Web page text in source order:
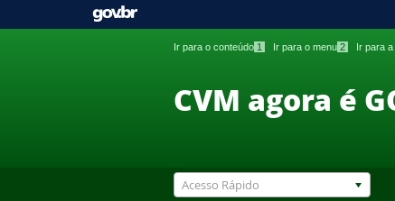
Ir para o conteúdo 1 Ir para o menu 2 Ir para
CVM agora é
Acesso Rápido